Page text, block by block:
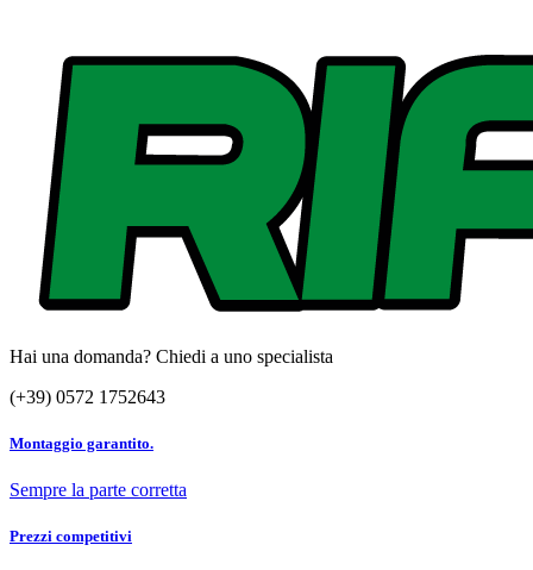
Hai una domanda? Chiedi a uno specialista
(+39) 0572 1752643
Montaggio garantito.
Sempre la parte corretta
Prezzi competitivi